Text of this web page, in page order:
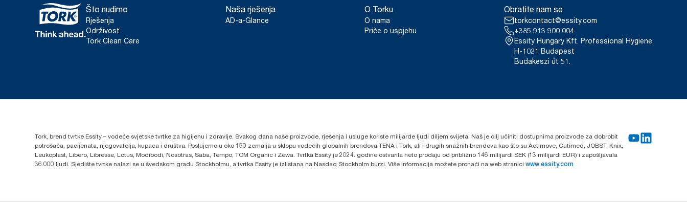
Što nudimo
Rješenja
Održivost
Tork Clean Care
Naša rješenja
AD-a-Glance
O Torku
O nama
Priče o uspjehu
Obratite nam se
torkcontact@essity.com
+385 913 900 004
Essity Hungary Kft. Professional Hygiene
H-1021 Budapest
Budakeszi út 51.
Tork, brend tvrtke Essity – vodeće svjetske tvrtke za higijenu i zdravlje. Svakog dana naše proizvode, rješenja i usluge koriste milijarde ljudi diljem svijeta. Naš je cilj učiniti dostupnima proizvode za dobrobit
potrošača, pacijenata, njegovatelja, kupaca i društva. Poslujemo u oko 150 zemalja u sklopu vodećih globalnih brendova TENA i Tork, ali i drugih snažnih brendova kao što su Actimove, Cutimed, JOBST, Knix,
Leukoplast, Libero, Libresse, Lotus, Modibodi, Nosotras, Saba, Tempo, TOM Organic i Zewa. Tvrtka Essity je 2024. godine ostvarila neto prodaju od približno 146 milijardi SEK (13 milijardi EUR) i zapošljavala
36.000 ljudi. Sjedište tvrtke nalazi se u švedskom gradu Stockholmu, a tvrtka Essity je izlistana na Nasdaq Stockholm burzi. Više informacija možete pronaći na web stranici www.essity.com